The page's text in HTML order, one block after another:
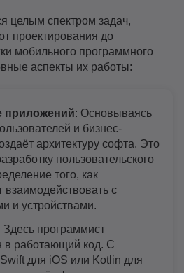
целым спектром задач,
проектирования до
мобильного программного
аспекты их работы:
приложений: Основываясь
и бизнес-
архитектуру софта. Это
пользовательского
того, как
взаимодействовать с
и устройствами.
Здесь программист
в работающий код. С
для iOS или Kotlin для